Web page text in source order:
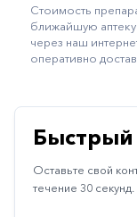
Минеральный
средства
Стоимость
ближайшую
через наш
оперативно
Быстрый
Оставьте свой
течение 30 секунд.